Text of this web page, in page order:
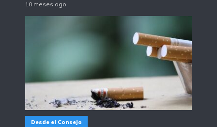
10 meses ago
Desde el Consejo